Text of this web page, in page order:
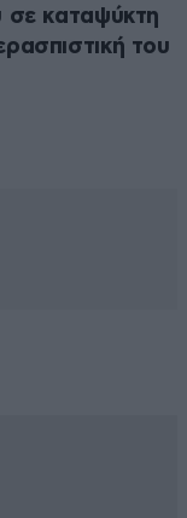
σε καταψύκτη
του